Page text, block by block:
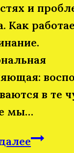
и
Как
в те
мы…
Можно